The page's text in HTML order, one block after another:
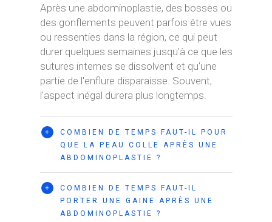
Après une abdominoplastie, des bosses ou
des gonflements peuvent parfois être vues
ou ressenties dans la région, ce qui peut
durer quelques semaines jusqu'à ce que les
sutures internes se dissolvent et qu'une
partie de l'enflure disparaisse. Souvent,
l'aspect inégal durera plus longtemps.
+
COMBIEN DE TEMPS FAUT-IL POUR
QUE LA PEAU COLLE APRÈS UNE
ABDOMINOPLASTIE ?
+
COMBIEN DE TEMPS FAUT-IL
PORTER UNE GAINE APRÈS UNE
ABDOMINOPLASTIE ?